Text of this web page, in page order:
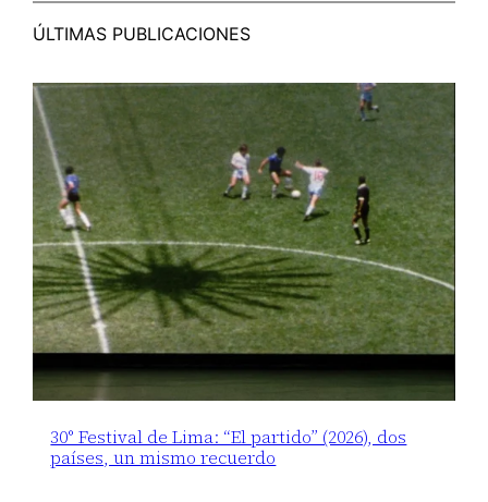
ÚLTIMAS PUBLICACIONES
30° Festival de Lima: “El partido” (2026), dos
países, un mismo recuerdo